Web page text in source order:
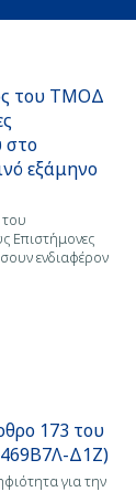
του ΤΜΟΔ
στο
εξάμηνο
Επιστήμονες
ενδιαφέρον
173 του
Δ1Ζ)
για την